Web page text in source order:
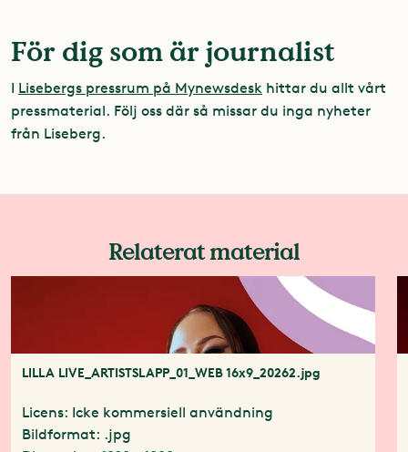
För dig som är journalist
I Lisebergs pressrum på Mynewsdesk hittar du allt vårt
pressmaterial. Följ oss där så missar du inga nyheter
från Liseberg.
Relaterat material
LILLA LIVE_ARTISTSLAPP_01_WEB 16x9_20262.jpg
Licens: Icke kommersiell användning
Bildformat: .jpg